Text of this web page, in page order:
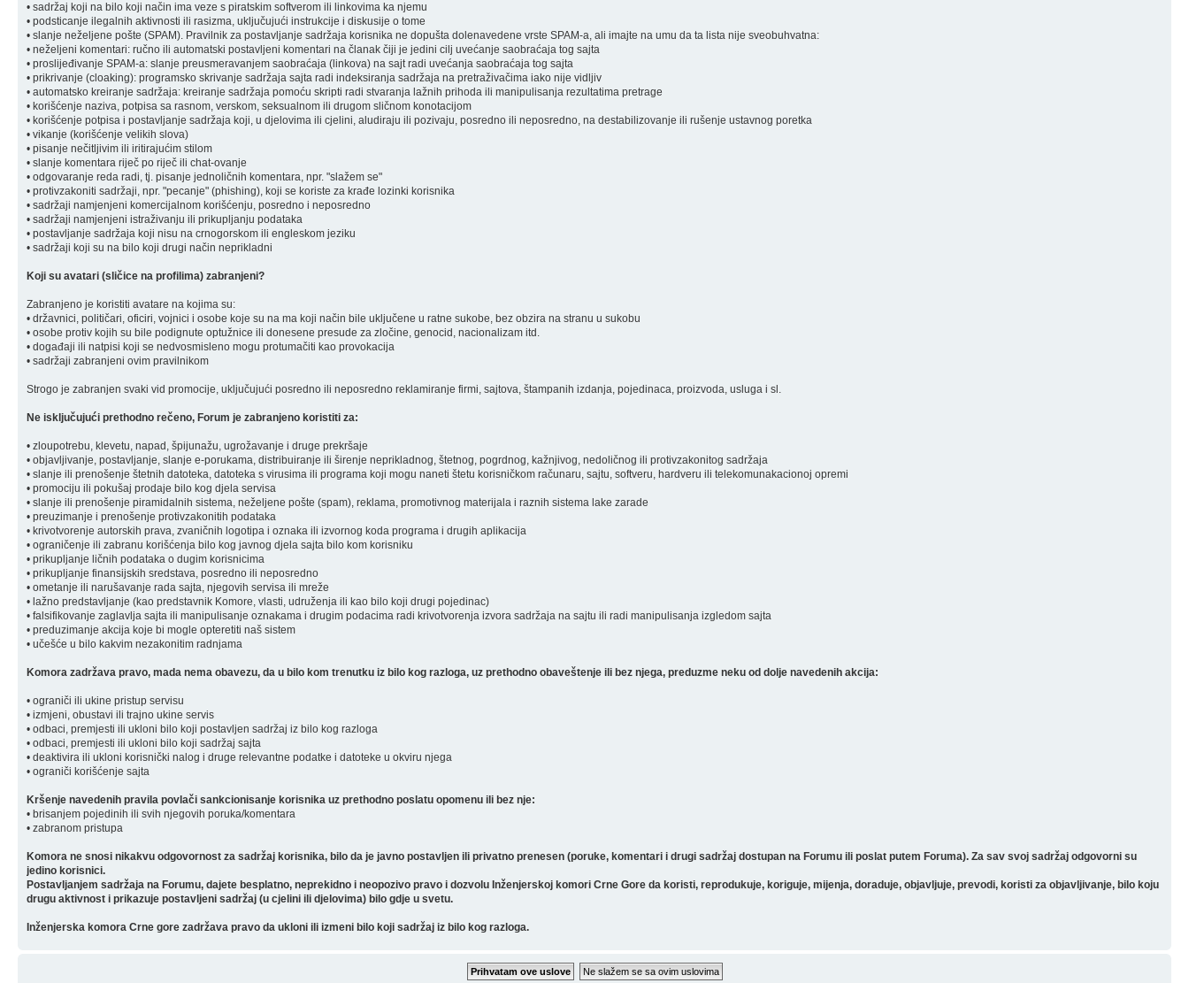
• sadržaj koji na bilo koji način ima veze s piratskim softverom ili linkovima ka njemu
• podsticanje ilegalnih aktivnosti ili rasizma, uključujući instrukcije i diskusije o tome
• slanje neželjene pošte (SPAM). Pravilnik za postavljanje sadržaja korisnika ne dopušta dolenavedene vrste SPAM-a, ali imajte na umu da ta lista nije sveobuhvatna:
• neželjeni komentari: ručno ili automatski postavljeni komentari na članak čiji je jedini cilj uvećanje saobraćaja tog sajta
• proslijeđivanje SPAM-a: slanje preusmeravanjem saobraćaja (linkova) na sajt radi uvećanja saobraćaja tog sajta
• prikrivanje (cloaking): programsko skrivanje sadržaja sajta radi indeksiranja sadržaja na pretraživačima iako nije vidljiv
• automatsko kreiranje sadržaja: kreiranje sadržaja pomoću skripti radi stvaranja lažnih prihoda ili manipulisanja rezultatima pretrage
• korišćenje naziva, potpisa sa rasnom, verskom, seksualnom ili drugom sličnom konotacijom
• korišćenje potpisa i postavljanje sadržaja koji, u djelovima ili cjelini, aludiraju ili pozivaju, posredno ili neposredno, na destabilizovanje ili rušenje ustavnog poretka
• vikanje (korišćenje velikih slova)
• pisanje nečitljivim ili iritirajućim stilom
• slanje komentara riječ po riječ ili chat-ovanje
• odgovaranje reda radi, tj. pisanje jednoličnih komentara, npr. "slažem se"
• protivzakoniti sadržaji, npr. "pecanje" (phishing), koji se koriste za krađe lozinki korisnika
• sadržaji namjenjeni komercijalnom korišćenju, posredno i neposredno
• sadržaji namjenjeni istraživanju ili prikupljanju podataka
• postavljanje sadržaja koji nisu na crnogorskom ili engleskom jeziku
• sadržaji koji su na bilo koji drugi način neprikladni
Koji su avatari (sličice na profilima) zabranjeni?
Zabranjeno je koristiti avatare na kojima su:
• državnici, političari, oficiri, vojnici i osobe koje su na ma koji način bile uključene u ratne sukobe, bez obzira na stranu u sukobu
• osobe protiv kojih su bile podignute optužnice ili donesene presude za zločine, genocid, nacionalizam itd.
• događaji ili natpisi koji se nedvosmisleno mogu protumačiti kao provokacija
• sadržaji zabranjeni ovim pravilnikom
Strogo je zabranjen svaki vid promocije, uključujući posredno ili neposredno reklamiranje firmi, sajtova, štampanih izdanja, pojedinaca, proizvoda, usluga i sl.
Ne isključujući prethodno rečeno, Forum je zabranjeno koristiti za:
• zloupotrebu, klevetu, napad, špijunažu, ugrožavanje i druge prekršaje
• objavljivanje, postavljanje, slanje e-porukama, distribuiranje ili širenje neprikladnog, štetnog, pogrdnog, kažnjivog, nedoličnog ili protivzakonitog sadržaja
• slanje ili prenošenje štetnih datoteka, datoteka s virusima ili programa koji mogu naneti štetu korisničkom računaru, sajtu, softveru, hardveru ili telekomunakacionoj opremi
• promociju ili pokušaj prodaje bilo kog djela servisa
• slanje ili prenošenje piramidalnih sistema, neželjene pošte (spam), reklama, promotivnog materijala i raznih sistema lake zarade
• preuzimanje i prenošenje protivzakonitih podataka
• krivotvorenje autorskih prava, zvaničnih logotipa i oznaka ili izvornog koda programa i drugih aplikacija
• ograničenje ili zabranu korišćenja bilo kog javnog djela sajta bilo kom korisniku
• prikupljanje ličnih podataka o dugim korisnicima
• prikupljanje finansijskih sredstava, posredno ili neposredno
• ometanje ili narušavanje rada sajta, njegovih servisa ili mreže
• lažno predstavljanje (kao predstavnik Komore, vlasti, udruženja ili kao bilo koji drugi pojedinac)
• falsifikovanje zaglavlja sajta ili manipulisanje oznakama i drugim podacima radi krivotvorenja izvora sadržaja na sajtu ili radi manipulisanja izgledom sajta
• preduzimanje akcija koje bi mogle opteretiti naš sistem
• učešće u bilo kakvim nezakonitim radnjama
Komora zadržava pravo, mada nema obavezu, da u bilo kom trenutku iz bilo kog razloga, uz prethodno obaveštenje ili bez njega, preduzme neku od dolje navedenih akcija:
• ograniči ili ukine pristup servisu
• izmjeni, obustavi ili trajno ukine servis
• odbaci, premjesti ili ukloni bilo koji postavljen sadržaj iz bilo kog razloga
• odbaci, premjesti ili ukloni bilo koji sadržaj sajta
• deaktivira ili ukloni korisnički nalog i druge relevantne podatke i datoteke u okviru njega
• ograniči korišćenje sajta
Kršenje navedenih pravila povlači sankcionisanje korisnika uz prethodno poslatu opomenu ili bez nje:
• brisanjem pojedinih ili svih njegovih poruka/komentara
• zabranom pristupa
Komora ne snosi nikakvu odgovornost za sadržaj korisnika, bilo da je javno postavljen ili privatno prenesen (poruke, komentari i drugi sadržaj dostupan na Forumu ili poslat putem Foruma). Za sav svoj sadržaj odgovorni su
jedino korisnici.
Postavljanjem sadržaja na Forumu, dajete besplatno, neprekidno i neopozivo pravo i dozvolu Inženjerskoj komori Crne Gore da koristi, reprodukuje, koriguje, mijenja, doraduje, objavljuje, prevodi, koristi za objavljivanje, bilo koju
drugu aktivnost i prikazuje postavljeni sadržaj (u cjelini ili djelovima) bilo gdje u svetu.
Inženjerska komora Crne gore zadržava pravo da ukloni ili izmeni bilo koji sadržaj iz bilo kog razloga.